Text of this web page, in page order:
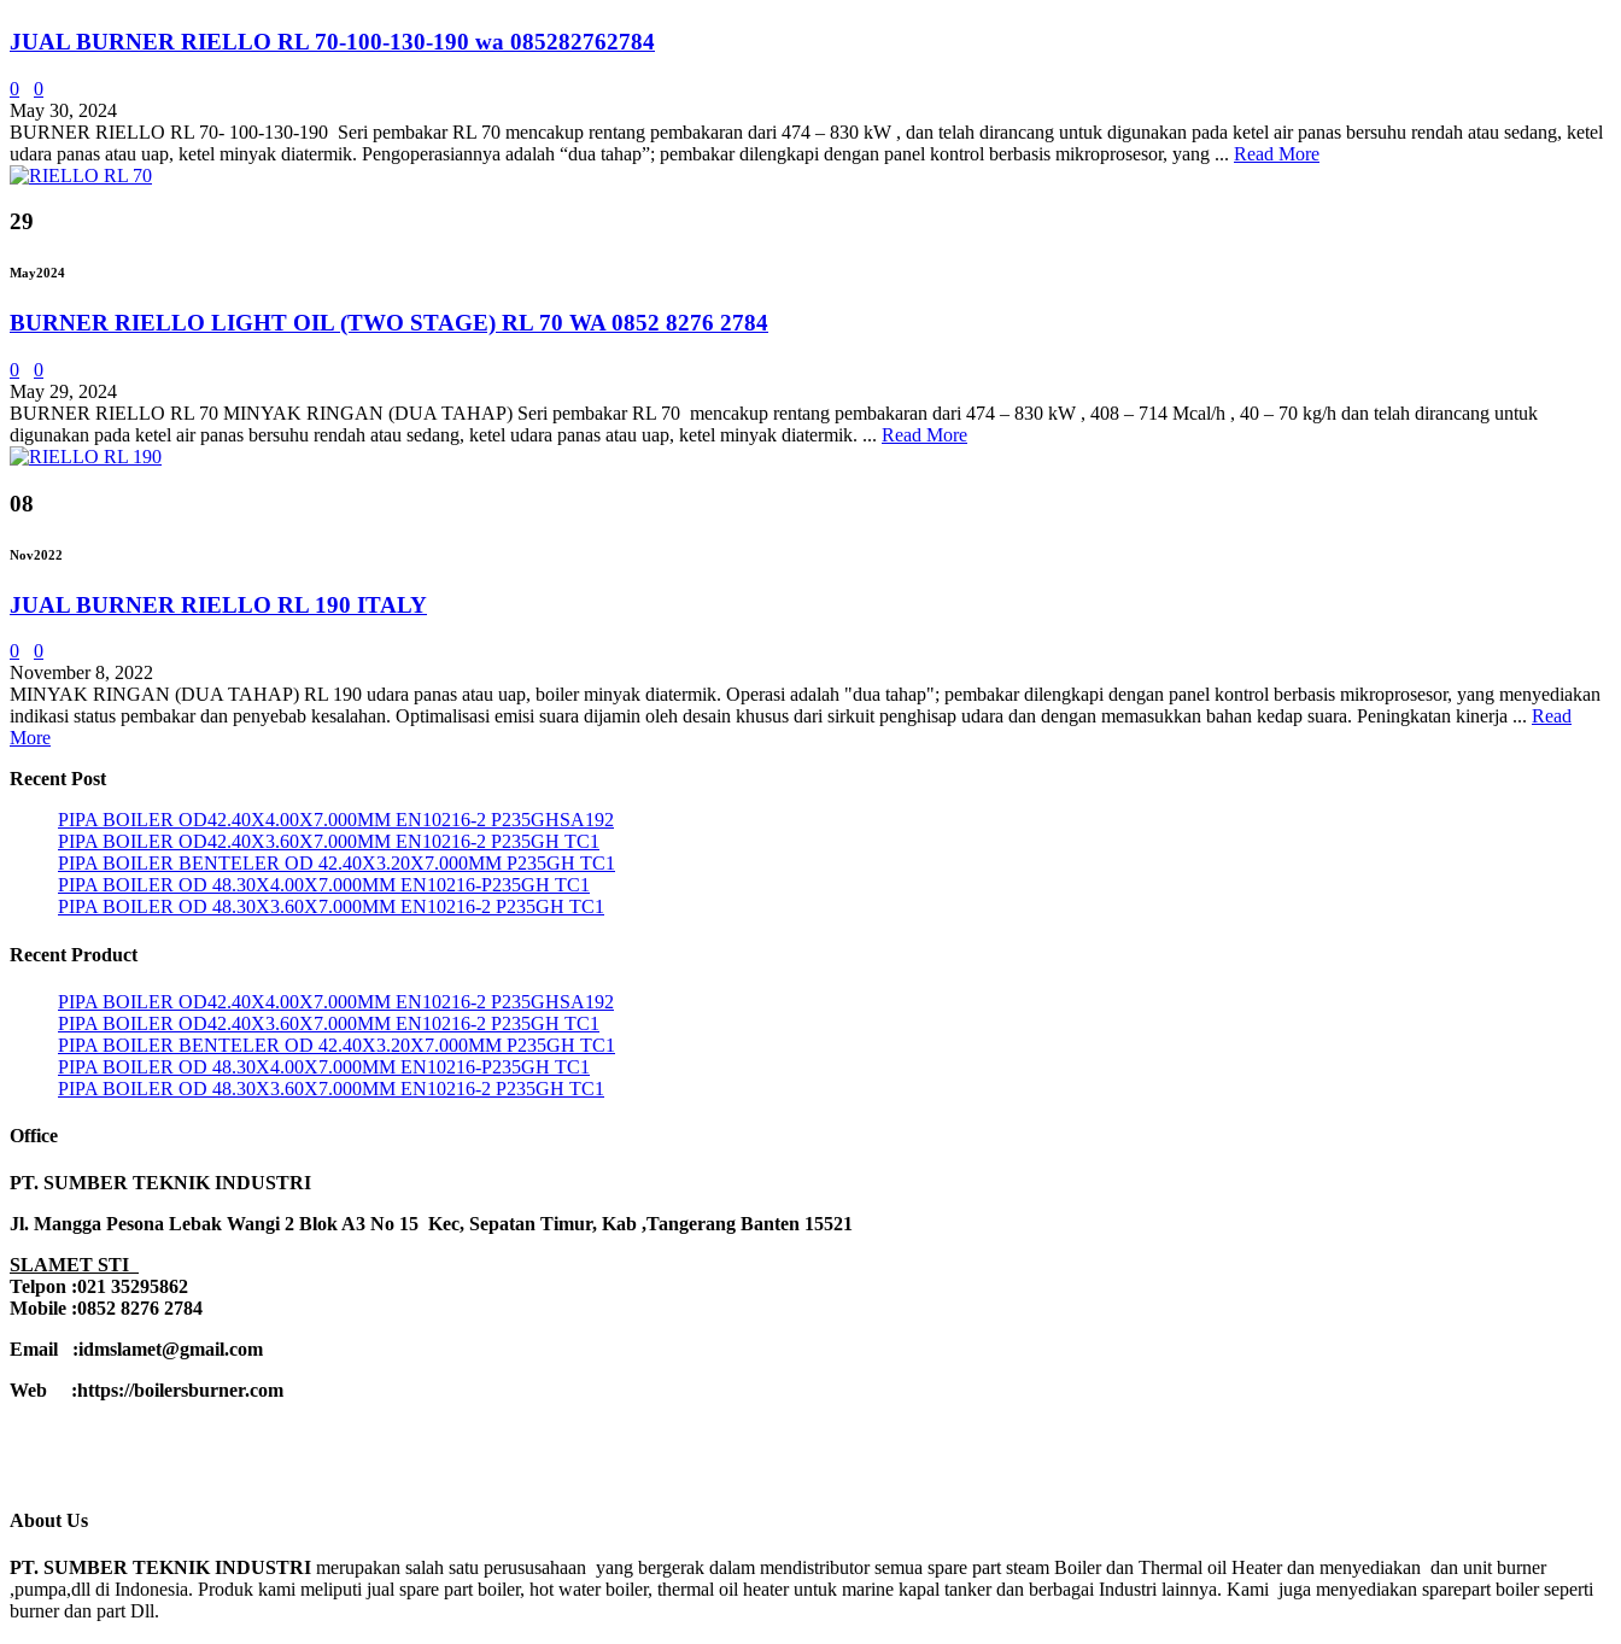
JUAL BURNER RIELLO RL 70-100-130-190 wa 085282762784
0
0
May 30, 2024
BURNER RIELLO RL 70- 100-130-190 Seri pembakar RL 70 mencakup rentang pembakaran dari 474 – 830 kW , dan telah dirancang untuk digunakan pada ketel air panas bersuhu rendah atau sedang, ketel
udara panas atau uap, ketel minyak diatermik. Pengoperasiannya adalah “dua tahap”; pembakar dilengkapi dengan panel kontrol berbasis mikroprosesor, yang ... Read More
29
May2024
BURNER RIELLO LIGHT OIL (TWO STAGE) RL 70 WA 0852 8276 2784
0
0
May 29, 2024
BURNER RIELLO RL 70 MINYAK RINGAN (DUA TAHAP) Seri pembakar RL 70 mencakup rentang pembakaran dari 474 – 830 kW , 408 – 714 Mcal/h , 40 – 70 kg/h dan telah dirancang untuk
digunakan pada ketel air panas bersuhu rendah atau sedang, ketel udara panas atau uap, ketel minyak diatermik. ... Read More
08
Nov2022
JUAL BURNER RIELLO RL 190 ITALY
0
0
November 8, 2022
MINYAK RINGAN (DUA TAHAP) RL 190 udara panas atau uap, boiler minyak diatermik. Operasi adalah "dua tahap"; pembakar dilengkapi dengan panel kontrol berbasis mikroprosesor, yang menyediakan
indikasi status pembakar dan penyebab kesalahan. Optimalisasi emisi suara dijamin oleh desain khusus dari sirkuit penghisap udara dan dengan memasukkan bahan kedap suara. Peningkatan kinerja ... Read
More
Recent Post
PIPA BOILER OD42.40X4.00X7.000MM EN10216-2 P235GHSA192
PIPA BOILER OD42.40X3.60X7.000MM EN10216-2 P235GH TC1
PIPA BOILER BENTELER OD 42.40X3.20X7.000MM P235GH TC1
PIPA BOILER OD 48.30X4.00X7.000MM EN10216-P235GH TC1
PIPA BOILER OD 48.30X3.60X7.000MM EN10216-2 P235GH TC1
Recent Product
PIPA BOILER OD42.40X4.00X7.000MM EN10216-2 P235GHSA192
PIPA BOILER OD42.40X3.60X7.000MM EN10216-2 P235GH TC1
PIPA BOILER BENTELER OD 42.40X3.20X7.000MM P235GH TC1
PIPA BOILER OD 48.30X4.00X7.000MM EN10216-P235GH TC1
PIPA BOILER OD 48.30X3.60X7.000MM EN10216-2 P235GH TC1
Office
PT. SUMBER TEKNIK INDUSTRI
Jl. Mangga Pesona Lebak Wangi 2 Blok A3 No 15 Kec, Sepatan Timur, Kab ,Tangerang Banten 15521
SLAMET STI
Telpon :021 35295862
Mobile :0852 8276 2784
Email :idmslamet@gmail.com
Web :https://boilersburner.com
About Us
PT. SUMBER TEKNIK INDUSTRI merupakan salah satu perususahaan yang bergerak dalam mendistributor semua spare part steam Boiler dan Thermal oil Heater dan menyediakan dan unit burner
,pumpa,dll di Indonesia. Produk kami meliputi jual spare part boiler, hot water boiler, thermal oil heater untuk marine kapal tanker dan berbagai Industri lainnya. Kami juga menyediakan sparepart boiler seperti
burner dan part Dll.